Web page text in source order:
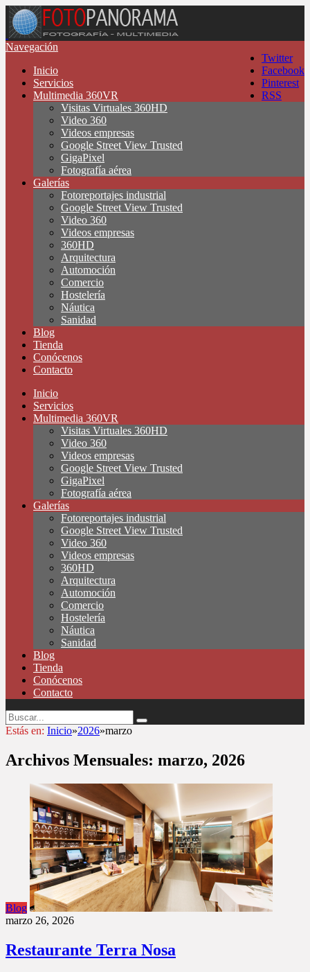
Twitter
Facebook
Pinterest
RSS
Navegación
Inicio
Servicios
Multimedia 360VR
Visitas Virtuales 360HD
Video 360
Videos empresas
Google Street View Trusted
GigaPixel
Fotografía aérea
Galerías
Fotoreportajes industrial
Google Street View Trusted
Video 360
Videos empresas
360HD
Arquitectura
Automoción
Comercio
Hostelería
Náutica
Sanidad
Blog
Tienda
Conócenos
Contacto
Inicio
Servicios
Multimedia 360VR
Visitas Virtuales 360HD
Video 360
Videos empresas
Google Street View Trusted
GigaPixel
Fotografía aérea
Galerías
Fotoreportajes industrial
Google Street View Trusted
Video 360
Videos empresas
360HD
Arquitectura
Automoción
Comercio
Hostelería
Náutica
Sanidad
Blog
Tienda
Conócenos
Contacto
Estás en: Inicio»2026»marzo
Archivos Mensuales: marzo, 2026
Blog
marzo 26, 2026
Restaurante Terra Nosa